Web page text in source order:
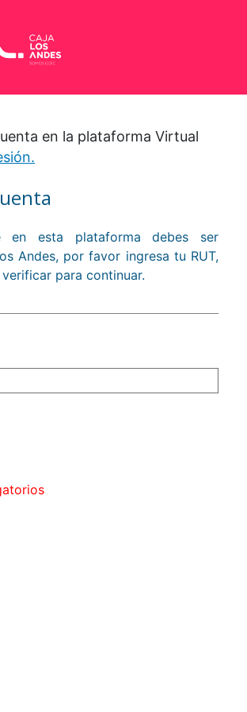
en la plataforma Virtual
en esta plataforma debes ser
Andes, por favor ingresa tu RUT,
para continuar.